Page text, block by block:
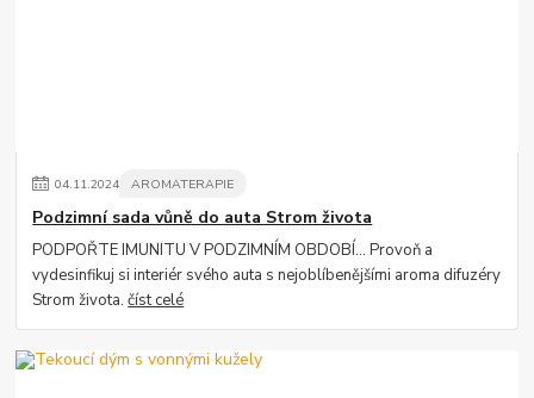
04.11.2024 AROMATERAPIE
Podzimní sada vůně do auta Strom života
PODPOŘTE IMUNITU V PODZIMNÍM OBDOBÍ... Provoň a
vydesinfikuj si interiér svého auta s nejoblíbenějšími aroma difuzéry
Strom života.číst celé